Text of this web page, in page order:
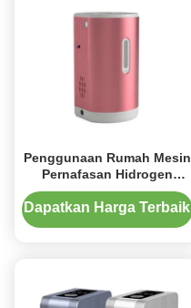
Penggunaan Rumah Mesin
Pernafasan Hidrogen
Tinggi H2 Inhaler 85W
Dapatkan Harga Terbaik